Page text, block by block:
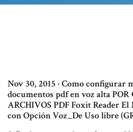
Nov 30, 2015 · Como configurar
documentos pdf en voz alta POR
ARCHIVOS PDF Foxit Reader
con Opción Voz_De Uso libre